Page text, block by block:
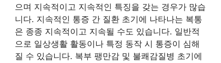
으며 지속적이고 지속적인 특징을 갖는 경우가 많습
니다. 지속적인 통증 간 질환 초기에 나타나는 복통
은 종종 지속적이고 지속될 수도 있습니다. 일반적
으로 일상생활 활동이나 특정 동작 시 통증이 심해
질 수 있습니다. 복부 팽만감 및 불쾌감질병 초기에